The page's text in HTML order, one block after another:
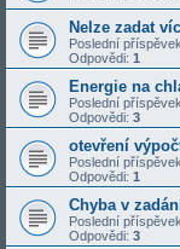
Nelze zadat
Poslední
Odpovědi: 1
Energie na
Poslední
Odpovědi: 3
otevření
Poslední
Odpovědi: 1
Chyba v
Poslední
Odpovědi: 3